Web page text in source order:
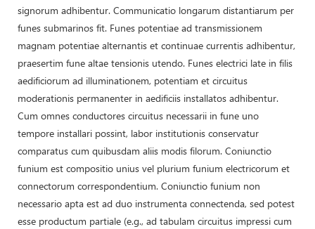
signorum adhibentur. Communicatio longarum distantiarum per
funes submarinos fit. Funes potentiae ad transmissionem
magnam potentiae alternantis et continuae currentis adhibentur,
praesertim fune altae tensionis utendo. Funes electrici late in filis
aedificiorum ad illuminationem, potentiam et circuitus
moderationis permanenter in aedificiis installatos adhibentur.
Cum omnes conductores circuitus necessarii in fune uno
tempore installari possint, labor institutionis conservatur
comparatus cum quibusdam aliis modis filorum. Coniunctio
funium est compositio unius vel plurium funium electricorum et
connectorum correspondentium. Coniunctio funium non
necessario apta est ad duo instrumenta connectenda, sed potest
esse productum partiale (e.g., ad tabulam circuitus impressi cum